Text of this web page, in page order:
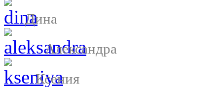
Дина
Александра
Ксения